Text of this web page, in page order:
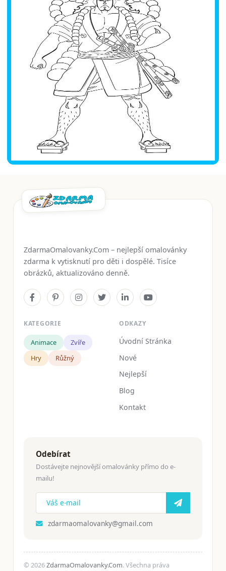
ZdarmaOmalovanky.Com – nejlepší omalovánky
zdarma k vytisknutí pro děti i dospělé. Tisíce
obrázků, aktualizováno denně.
KATEGORIE
Animace
Zvíře
Hry
Růžný
ODKAZY
Úvodní Stránka
Nové
Nejlepší
Blog
Kontakt
Odebírat
Dostávejte nejnovější omalovánky přímo do e-
mailu!
zdarmaomalovanky@gmail.com
© 2026ZdarmaOmalovanky.Com. Všechna práva